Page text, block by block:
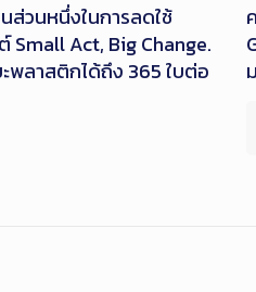
ส่วนหนึ่งในการลดใช้
Small Act, Big Change.
พลาสติกได้ถึง 365 ใบต่อ